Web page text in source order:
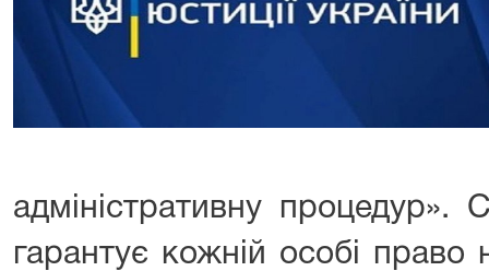
адміністративну процедур».
гарантує кожній особі право